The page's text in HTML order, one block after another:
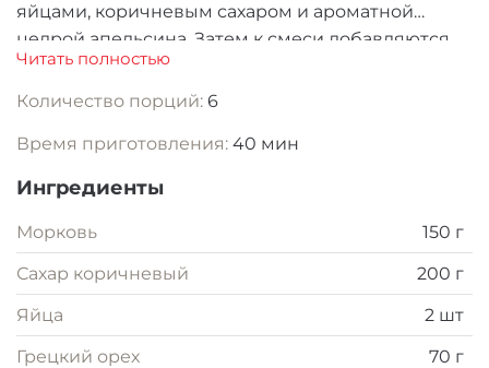
яйцами, коричневым сахаром и ароматной
цедрой апельсина. Затем к смеси добавляются
мука, разрыхлитель, корица, мускатный орех,
рубленые грецкие орехи, яблочное пюре и
пряное тесто. Оно выпекается до мягкого и
Остывший пирог покрывается нежным кремом
из взбитого сливочного масла, сахарной пудры и
маскарпоне, а сверху посыпается дроблёными
орехами, создавая мягкий, сливочный и
насыщенный десерт.
Читать полностью
Количество порций: 6
Время приготовления: 40 мин
Ингредиенты
Морковь
150 г
Сахар коричневый
200 г
Яйца
2 шт
Грецкий орех
70 г